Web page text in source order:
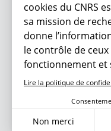
cookies du CNRS
sa mission de
donne
le contrôle de
fonctionnement et
Lire la politique de
Non merci